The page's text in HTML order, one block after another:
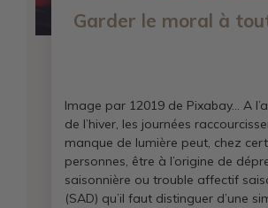
Garder le moral à
Image par 12019 de Pixabay… A
de l’hiver, les journées
manque de lumière peut, chez
personnes, être à l’origine de
saisonnière ou trouble affectif
(SAD) qu’il faut distinguer d’une